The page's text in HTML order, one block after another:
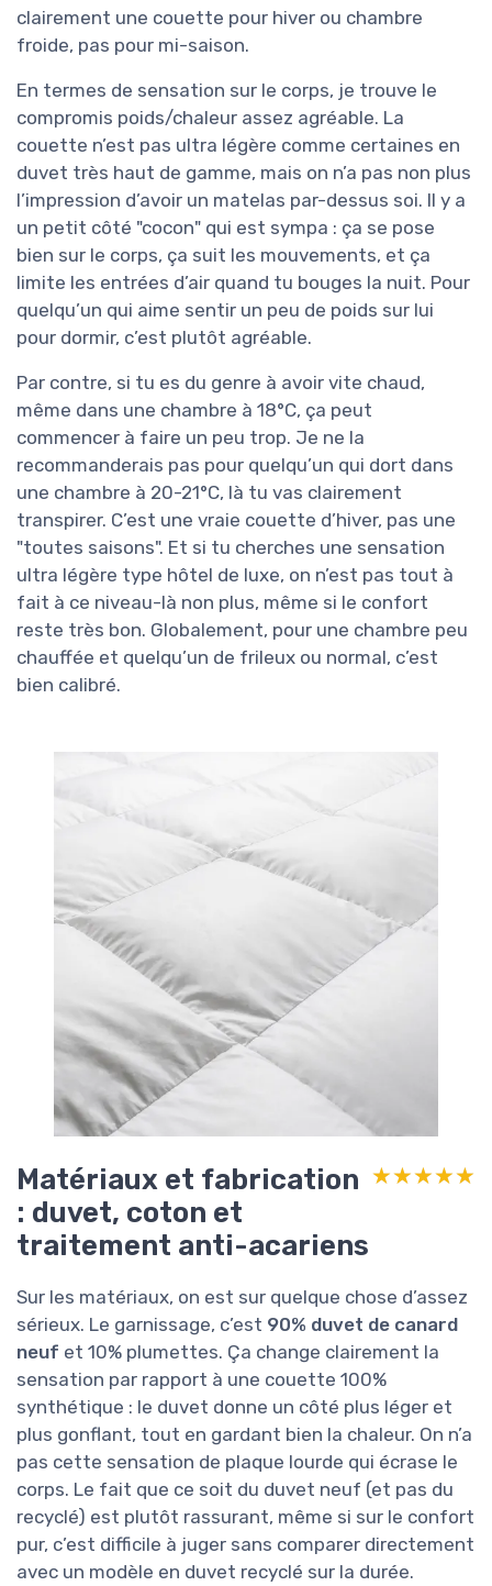
clairement une couette pour hiver ou chambre
froide, pas pour mi-saison.
En termes de sensation sur le corps, je trouve le
compromis poids/chaleur assez agréable. La
couette n’est pas ultra légère comme certaines en
duvet très haut de gamme, mais on n’a pas non plus
l’impression d’avoir un matelas par-dessus soi. Il y a
un petit côté "cocon" qui est sympa : ça se pose
bien sur le corps, ça suit les mouvements, et ça
limite les entrées d’air quand tu bouges la nuit. Pour
quelqu’un qui aime sentir un peu de poids sur lui
pour dormir, c’est plutôt agréable.
Par contre, si tu es du genre à avoir vite chaud,
même dans une chambre à 18°C, ça peut
commencer à faire un peu trop. Je ne la
recommanderais pas pour quelqu’un qui dort dans
une chambre à 20-21°C, là tu vas clairement
transpirer. C’est une vraie couette d’hiver, pas une
"toutes saisons". Et si tu cherches une sensation
ultra légère type hôtel de luxe, on n’est pas tout à
fait à ce niveau-là non plus, même si le confort
reste très bon. Globalement, pour une chambre peu
chauffée et quelqu’un de frileux ou normal, c’est
bien calibré.
Matériaux et fabrication
: duvet, coton et
traitement anti-acariens
★★★★★
★★★★★
Sur les matériaux, on est sur quelque chose d’assez
sérieux. Le garnissage, c’est 90% duvet de canard
neuf et 10% plumettes. Ça change clairement la
sensation par rapport à une couette 100%
synthétique : le duvet donne un côté plus léger et
plus gonflant, tout en gardant bien la chaleur. On n’a
pas cette sensation de plaque lourde qui écrase le
corps. Le fait que ce soit du duvet neuf (et pas du
recyclé) est plutôt rassurant, même si sur le confort
pur, c’est difficile à juger sans comparer directement
avec un modèle en duvet recyclé sur la durée.